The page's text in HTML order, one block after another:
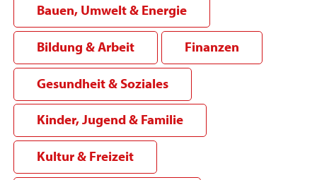
Bauen, Umwelt & Energie
Bildung & Arbeit Finanzen
Gesundheit & Soziales
Kinder, Jugend & Familie
Kultur & Freizeit